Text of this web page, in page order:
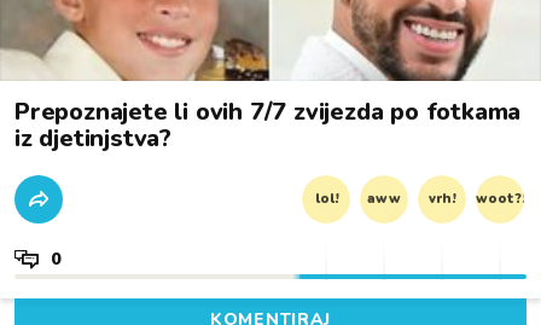
Prepoznajete li ovih 7/7 zvijezda po fotkama
iz djetinjstva?
lol! aww vrh! woot?!
0
KOMENTIRAJ